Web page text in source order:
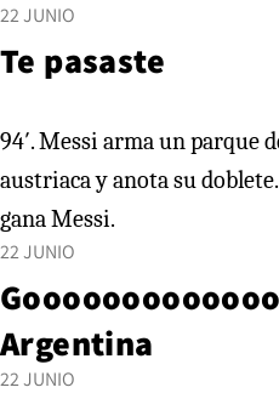
22 JUNIO
Te pasaste
94′. Messi arma un parque de diversiones en el área
austriaca y anota su
gana Messi.
22 JUNIO
Argentina
22 JUNIO